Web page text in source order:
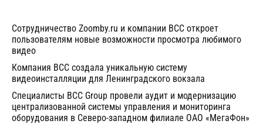
Сотрудничество Zoomby.ru и компании BCC откроет
пользователям новые возможности просмотра любимого
видео
Компания BCC создала уникальную систему
видеоинсталляции для Ленинградского вокзала
Специалисты BCC Group провели аудит и модернизацию
централизованной системы управления и мониторинга
оборудования в Северо-западном филиале ОАО «МегаФон»